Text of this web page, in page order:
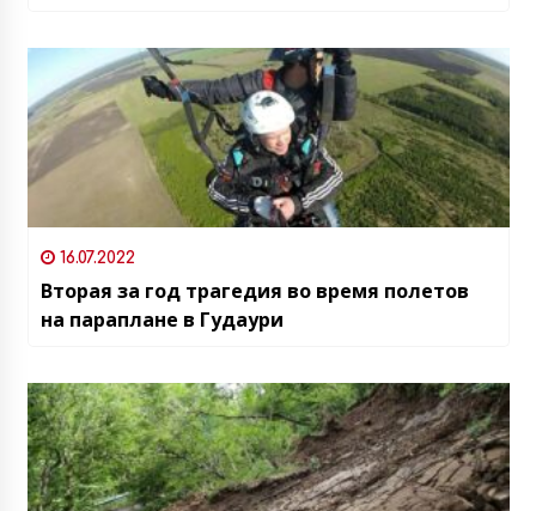
незаконную уличную торговлю без
соответствующего разрешения
16.07.2022
Вторая за год трагедия во время полетов
на параплане в Гудаури